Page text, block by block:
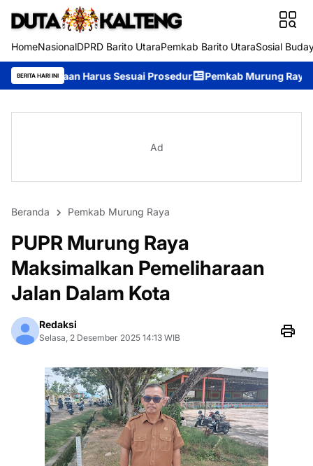
HomeNasionalDPRD Barito UtaraPemkab Barito UtaraSosial
BERITA HARI INI
Sesuai Prosedur Pemkab Murung Raya Tetapkan Status
Ad
Beranda Pemkab Murung Raya
PUPR Murung Raya
Maksimalkan Pemeliharaan
Jalan Dalam Kota
Redaksi
Selasa, 2 Desember 2025 14:13 WIB